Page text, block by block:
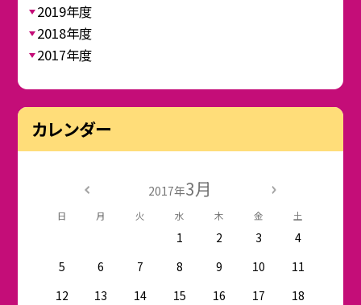
2019年度
2018年度
2017年度
カレンダー
2017年3月
日 月 火 水 木 金 土
1 2 3
4
5
6 7 8 9 10
11
12
13 14 15 16 17
18